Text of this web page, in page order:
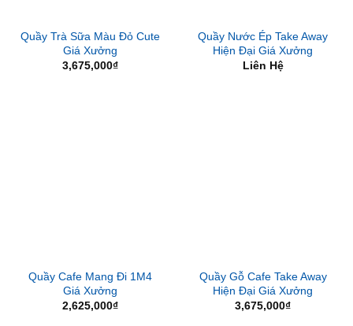
Quầy Trà Sữa Màu Đỏ Cute
Giá Xưởng
3,675,000₫
Quầy Nước Ép Take Away
Hiện Đại Giá Xưởng
Liên Hệ
Quầy Cafe Mang Đi 1M4
Giá Xưởng
2,625,000₫
Quầy Gỗ Cafe Take Away
Hiện Đại Giá Xưởng
3,675,000₫